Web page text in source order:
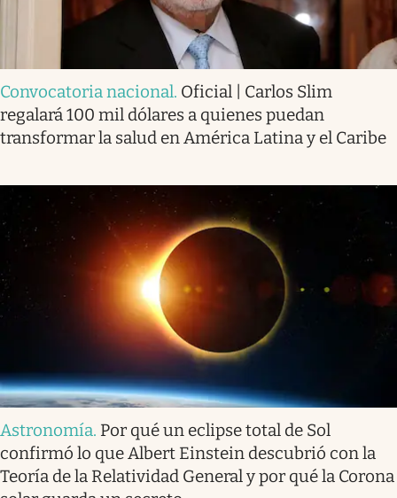
Convocatoria nacional. Oficial | Carlos Slim
regalará 100 mil dólares a quienes puedan
transformar la salud en América Latina y el Caribe
Astronomía. Por qué un eclipse total de Sol
confirmó lo que Albert Einstein descubrió con la
Teoría de la Relatividad General y por qué la Corona